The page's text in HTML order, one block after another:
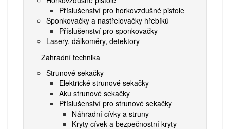
Příslušenství pro horkovzdušné pistole
Sponkovačky a nastřelovačky hřebíků
Příslušenství pro sponkovačky
Lasery, dálkoměry, detektory
Zahradní technika
Strunové sekačky
Elektrické strunové sekačky
Aku strunové sekačky
Příslušenství pro strunové sekačky
Náhradní cívky a struny
Kryty cívek a bezpečnostní kryty